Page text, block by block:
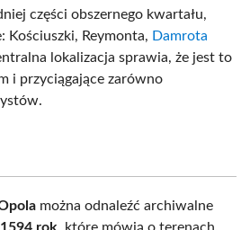
części obszernego kwartału,
Kościuszki, Reymonta, Damrota
lokalizacja sprawia, że jest to
i przyciągające zarówno
można odnaleźć archiwalne